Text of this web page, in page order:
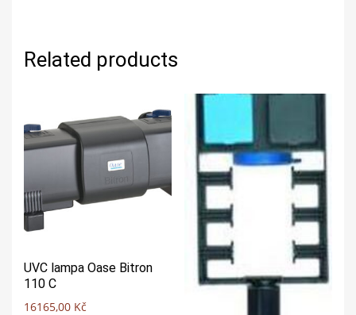
Related products
UVC lampa Oase Bitron
110 C
16165,00 Kč